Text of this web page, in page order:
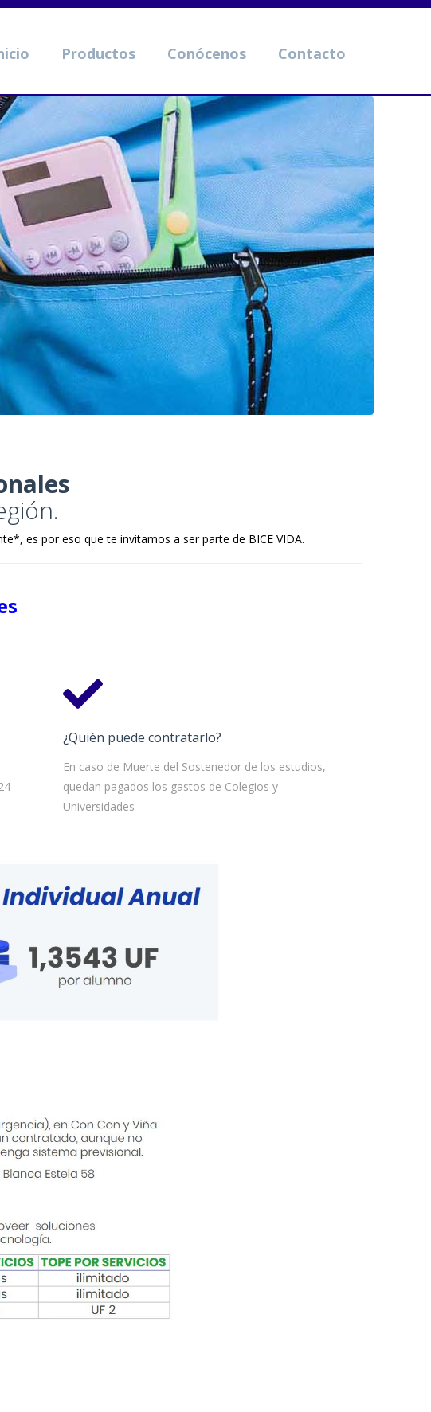
Productos Conócenos Contacto
es por eso que te invitamos a ser parte de BICE VIDA.
¿Quién puede contratarlo?
En caso de Muerte del Sostenedor de los estudios,
quedan pagados los gastos de Colegios y
Universidades